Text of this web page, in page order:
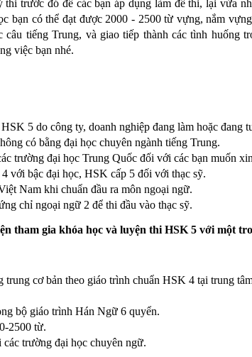
trước đó để các bạn áp dụng làm đề thi, lại vừa
bạn có thể đạt được 2000 - 2500 từ vựng, nắm
câu tiếng Trung, và giao tiếp thành các tình huống
việc bạn nhé.
5 do công ty, doanh nghiệp đang làm hoặc đang
có bằng đại học chuyên ngành tiếng Trung.
trường đại học Trung Quốc đối với các bạn muốn
với bậc đại học, HSK cấp 5 đối với thạc sỹ.
Nam khi chuẩn đầu ra môn ngoại ngữ.
chỉ ngoại ngữ 2 để thi đầu vào thạc sỹ.
tham gia khóa học và luyện thi HSK 5 với một
trung cơ bản theo giáo trình chuẩn HSK 4 tại trung
bộ giáo trình Hán Ngữ 6 quyển.
2500 từ.
trường đại học chuyên ngữ.